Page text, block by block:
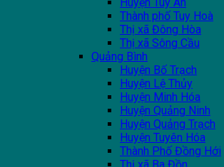
Thành phố Tuy Hoà
Thị xã Đông Hòa
Thị xã Sông Cầu
Quảng Bình
Huyện Bố Trạch
Huyện Lệ Thủy
Huyện Minh Hóa
Huyện Quảng Ninh
Huyện Quảng Trạch
Huyện Tuyên Hóa
Thành Phố Đồng Hới